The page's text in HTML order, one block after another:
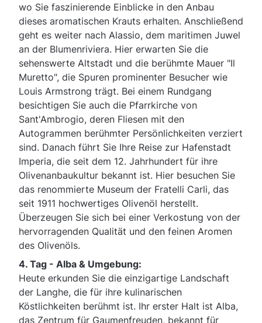
wo Sie faszinierende Einblicke in den Anbau
dieses aromatischen Krauts erhalten. Anschließend
geht es weiter nach Alassio, dem maritimen Juwel
an der Blumenriviera. Hier erwarten Sie die
sehenswerte Altstadt und die berühmte Mauer "Il
Muretto", die Spuren prominenter Besucher wie
Louis Armstrong trägt. Bei einem Rundgang
besichtigen Sie auch die Pfarrkirche von
Sant'Ambrogio, deren Fliesen mit den
Autogrammen berühmter Persönlichkeiten verziert
sind. Danach führt Sie Ihre Reise zur Hafenstadt
Imperia, die seit dem 12. Jahrhundert für ihre
Olivenanbaukultur bekannt ist. Hier besuchen Sie
das renommierte Museum der Fratelli Carli, das
seit 1911 hochwertiges Olivenöl herstellt.
Überzeugen Sie sich bei einer Verkostung von der
hervorragenden Qualität und den feinen Aromen
des Olivenöls.
4. Tag - Alba & Umgebung:
Heute erkunden Sie die einzigartige Landschaft
der Langhe, die für ihre kulinarischen
Köstlichkeiten berühmt ist. Ihr erster Halt ist Alba,
das Zentrum für Gaumenfreuden, bekannt für